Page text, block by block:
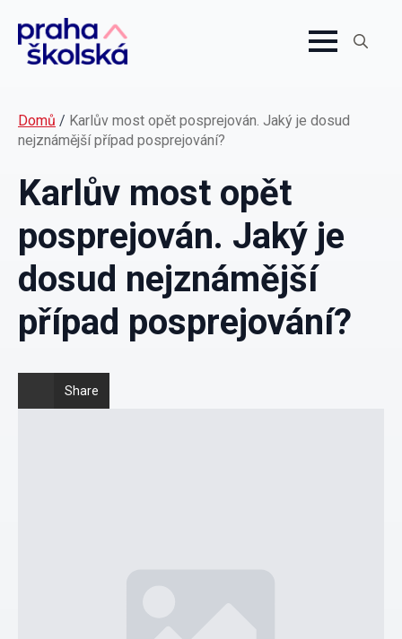
Domů / Karlův most opět posprejován. Jaký je dosud
nejznámější případ posprejování?
Karlův most opět
posprejován. Jaký je
dosud nejznámější
případ posprejování?
Share